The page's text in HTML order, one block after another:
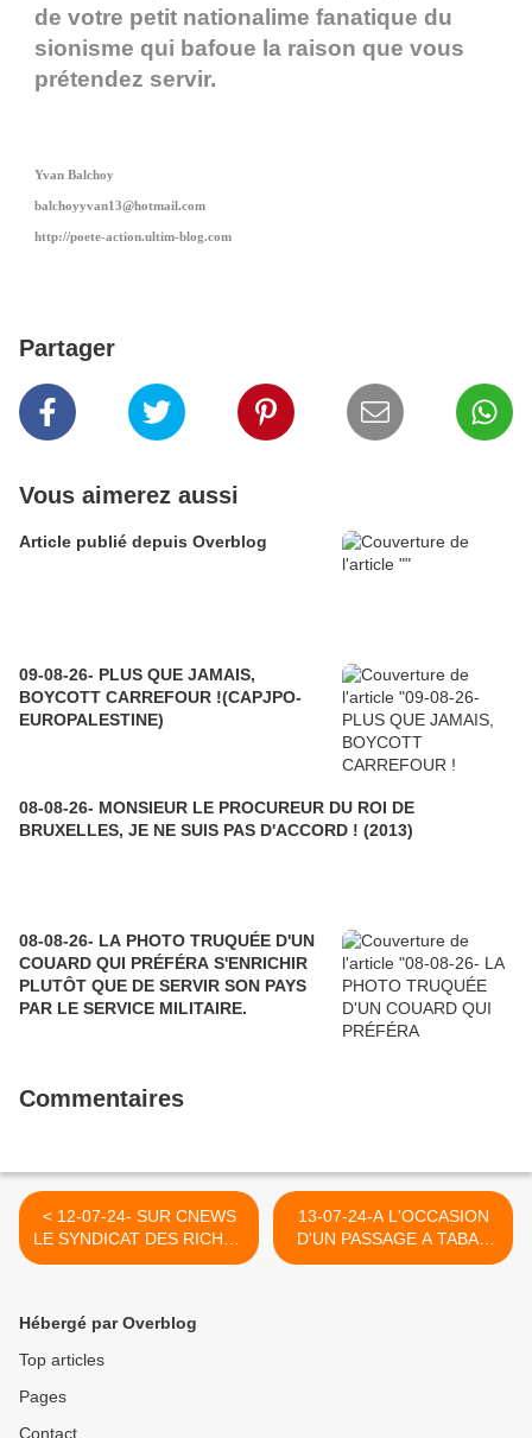
de votre petit nationalime fanatique du
sionisme qui bafoue la raison que vous
prétendez servir.
Yvan Balchoy
balchoyyvan13@hotmail.com
http://poete-action.ultim-blog.com
Partager
Vous aimerez aussi
Article publié depuis Overblog
09-08-26- PLUS QUE JAMAIS,
BOYCOTT CARREFOUR !(CAPJPO-
EUROPALESTINE)
08-08-26- MONSIEUR LE PROCUREUR DU ROI DE
BRUXELLES, JE NE SUIS PAS D'ACCORD ! (2013)
08-08-26- LA PHOTO TRUQUÉE D'UN
COUARD QUI PRÉFÉRA S'ENRICHIR
PLUTÔT QUE DE SERVIR SON PAYS
PAR LE SERVICE MILITAIRE.
Commentaires
< 12-07-24- SUR CNEWS
LE SYNDICAT DES RICHES
BOURGEOIS OSE
PIEDS JOUR APRES JOUR
13-07-24-A L'OCCASION
D'UN PASSAGE A TABAC
MEURTRIER ET POLICIER
Hébergé par Overblog
Top articles
Pages
Contact